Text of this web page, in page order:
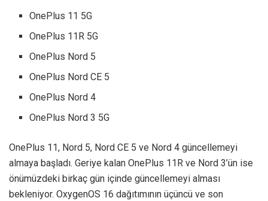
OnePlus 11 5G
OnePlus 11R 5G
OnePlus Nord 5
OnePlus Nord CE 5
OnePlus Nord 4
OnePlus Nord 3 5G
OnePlus 11, Nord 5, Nord CE 5 ve Nord 4 güncellemeyi
almaya başladı. Geriye kalan OnePlus 11R ve Nord 3’ün ise
önümüzdeki birkaç gün içinde güncellemeyi alması
bekleniyor. OxygenOS 16 dağıtımının üçüncü ve son